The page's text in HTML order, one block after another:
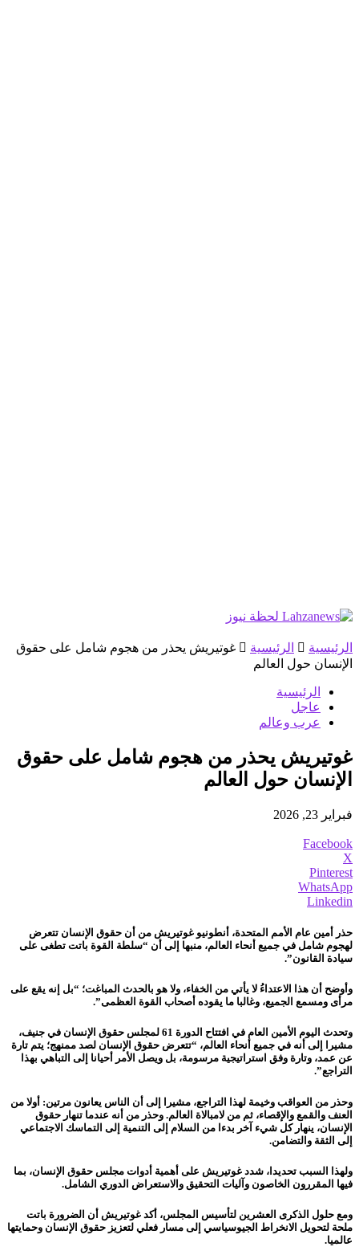
الرئيسية الرئيسية
غوتيريش يحذر من هجوم شامل على حقوق
الإنسان حول العالم
الرئيسية
عاجل
عرب وعالم
غوتيريش يحذر من هجوم شامل على حقوق
الإنسان حول العالم
فبراير 23, 2026
Facebook
X
Pinterest
WhatsApp
Linkedin
حذر أمين عام الأمم المتحدة، أنطونيو غوتيريش من أن حقوق الإنسان تتعرض
لهجوم شامل في جميع أنحاء العالم، منبها إلى أن “سلطة القوة باتت تطغى على
سيادة القانون”.
وأوضح أن هذا الاعتداءُ لا يأتي من الخفاء، ولا هو بالحدث المباغت؛ “بل إنه يقع على
مرأى ومسمع الجميع، وغالبا ما يقوده أصحاب القوة العظمى”.
وتحدث اليوم الأمين العام في افتتاح الدورة 61 لمجلس حقوق الإنسان في جنيف،
مشيرا إلى أنه في جميع أنحاء العالم، “تتعرض حقوق الإنسان لصد ممنهج؛ يتم تارة
عن عمد، وتارة وفق استراتيجية مرسومة، بل ويصل الأمر أحيانا إلى التباهي بهذا
التراجع”.
وحذر من العواقب وخيمة لهذا التراجع، مشيرا إلى أن الناس يعانون مرتين: أولا من
العنف والقمع والإقصاء، ثم من لامبالاة العالم. وحذر من أنه عندما تنهار حقوق
الإنسان، ينهار كل شيء آخر بدءا من السلام إلى التنمية إلى التماسك الاجتماعي
إلى الثقة والتضامن.
ولهذا السبب تحديدا، شدد غوتيريش على أهمية أدوات مجلس حقوق الإنسان، بما
فيها المقررون الخاصون وآليات التحقيق والاستعراض الدوري الشامل.
ومع حلول الذكرى العشرين لتأسيس المجلس، أكد غوتيريش أن الضرورة باتت
ملحة لتحويل الانخراط الجيوسياسي إلى مسار فعلي لتعزيز حقوق الإنسان وحمايتها
عالميا.